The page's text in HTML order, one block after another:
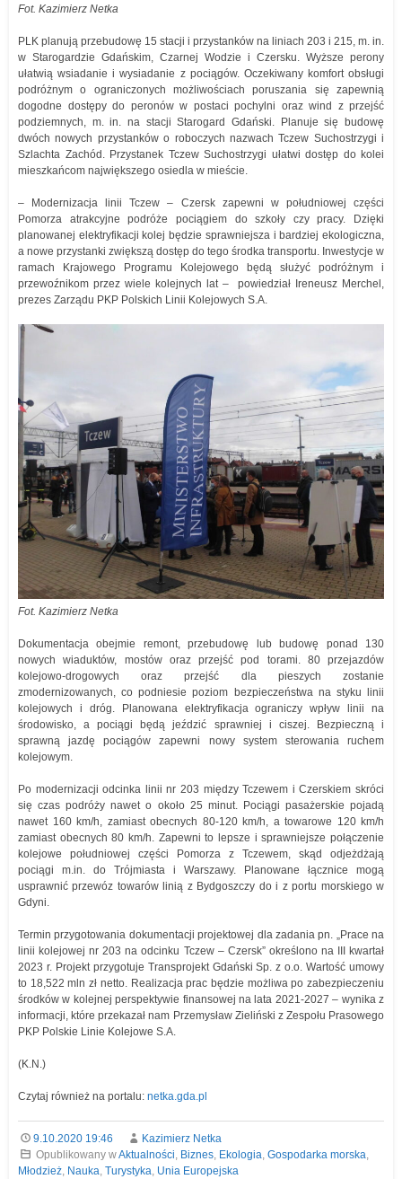
Fot. Kazimierz Netka
PLK planują przebudowę 15 stacji i przystanków na liniach 203 i 215, m. in.
w Starogardzie Gdańskim, Czarnej Wodzie i Czersku. Wyższe perony
ułatwią wsiadanie i wysiadanie z pociągów. Oczekiwany komfort obsługi
podróżnym o ograniczonych możliwościach poruszania się zapewnią
dogodne dostępy do peronów w postaci pochylni oraz wind z przejść
podziemnych, m. in. na stacji Starogard Gdański. Planuje się budowę
dwóch nowych przystanków o roboczych nazwach Tczew Suchostrzygi i
Szlachta Zachód. Przystanek Tczew Suchostrzygi ułatwi dostęp do kolei
mieszkańcom największego osiedla w mieście.
– Modernizacja linii Tczew – Czersk zapewni w południowej części
Pomorza atrakcyjne podróże pociągiem do szkoły czy pracy. Dzięki
planowanej elektryfikacji kolej będzie sprawniejsza i bardziej ekologiczna,
a nowe przystanki zwiększą dostęp do tego środka transportu. Inwestycje w
ramach Krajowego Programu Kolejowego będą służyć podróżnym i
przewoźnikom przez wiele kolejnych lat – powiedział Ireneusz Merchel,
prezes Zarządu PKP Polskich Linii Kolejowych S.A.
Fot. Kazimierz Netka
Dokumentacja obejmie remont, przebudowę lub budowę ponad 130
nowych wiaduktów, mostów oraz przejść pod torami. 80 przejazdów
kolejowo-drogowych oraz przejść dla pieszych zostanie
zmodernizowanych, co podniesie poziom bezpieczeństwa na styku linii
kolejowych i dróg. Planowana elektryfikacja ograniczy wpływ linii na
środowisko, a pociągi będą jeździć sprawniej i ciszej. Bezpieczną i
sprawną jazdę pociągów zapewni nowy system sterowania ruchem
kolejowym.
Po modernizacji odcinka linii nr 203 między Tczewem i Czerskiem skróci
się czas podróży nawet o około 25 minut. Pociągi pasażerskie pojadą
nawet 160 km/h, zamiast obecnych 80-120 km/h, a towarowe 120 km/h
zamiast obecnych 80 km/h. Zapewni to lepsze i sprawniejsze połączenie
kolejowe południowej części Pomorza z Tczewem, skąd odjeżdżają
pociągi m.in. do Trójmiasta i Warszawy. Planowane łącznice mogą
usprawnić przewóz towarów linią z Bydgoszczy do i z portu morskiego w
Gdyni.
Termin przygotowania dokumentacji projektowej dla zadania pn. „Prace na
linii kolejowej nr 203 na odcinku Tczew – Czersk” określono na III kwartał
2023 r. Projekt przygotuje Transprojekt Gdański Sp. z o.o. Wartość umowy
to 18,522 mln zł netto. Realizacja prac będzie możliwa po zabezpieczeniu
środków w kolejnej perspektywie finansowej na lata 2021-2027 – wynika z
informacji, które przekazał nam Przemysław Zieliński z Zespołu Prasowego
PKP Polskie Linie Kolejowe S.A.
(K.N.)
Czytaj również na portalu: netka.gda.pl
9.10.2020 19:46
Kazimierz Netka
Opublikowany wAktualności, Biznes, Ekologia, Gospodarka morska,
Młodzież, Nauka, Turystyka, Unia Europejska